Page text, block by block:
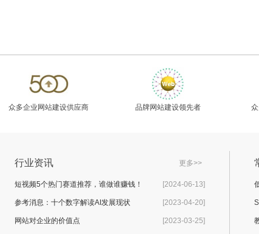
众多企业网站建设供应商 品牌网站建设领先者
更多>>
行业资讯
[2024-06-13]
短视频5个热门赛道推荐，谁做谁赚钱！
[2023-04-20]
参考消息：十个数字解读AI发展现状
[2023-03-25]
网站对企业的价值点